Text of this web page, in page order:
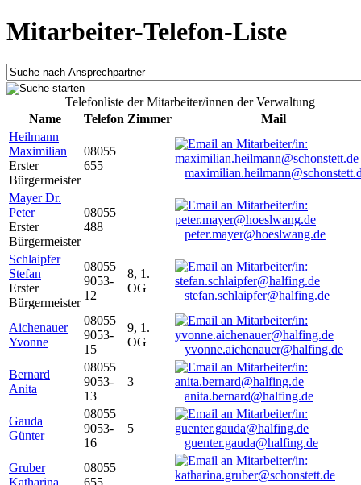
Mitarbeiter-Telefon-Liste
Telefonliste der Mitarbeiter/innen der Verwaltung
Name
Telefon Zimmer
Mail
Heilmann
Maximilian
Erster
Bürgermeister
08055
655
Mayer Dr.
Peter
Erster
Bürgermeister
08055
488
peter.mayer@hoeslwang.de
Schlaipfer
Stefan
Erster
Bürgermeister
08055
9053-
12
8, 1.
OG
stefan.schlaipfer@halfing.de
Aichenauer
Yvonne
08055
9053-
15
9, 1.
OG
yvonne.aichenauer@halfing.de
Bernard
Anita
08055
9053-
13
3
anita.bernard@halfing.de
Gauda
Günter
08055
9053-
16
5
guenter.gauda@halfing.de
Gruber
Katharina
08055
655